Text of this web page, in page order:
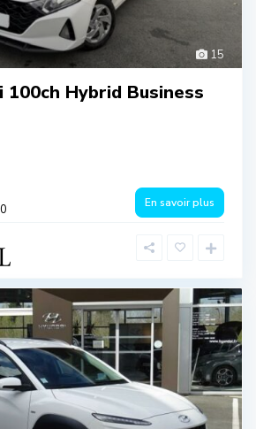
15
100ch Hybrid Business
En savoir plus